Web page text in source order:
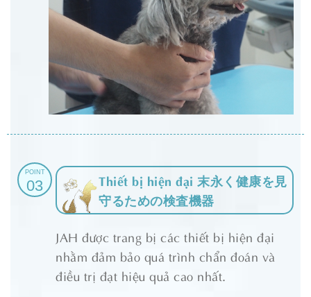
POINT
03
Thiết bị hiện đại 末永く健康を見
守るための検査機器
JAH được trang bị các thiết bị hiện đại
nhằm đảm bảo quá trình chẩn đoán và
điều trị đạt hiệu quả cao nhất.